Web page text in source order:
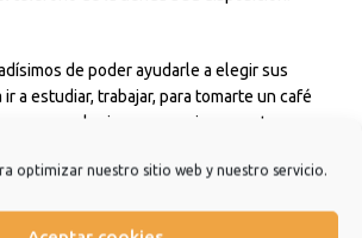
optimizar nuestro sitio web y nuestro servicio.
de poder ayudarle a elegir sus
a estudiar, trabajar, para tomarte un café
para cualquier ceremonia o evento que
que sea una experiencia de la que quiera